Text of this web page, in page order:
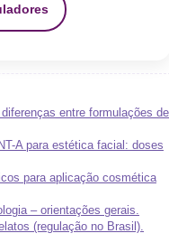
entre formulações de
A para estética facial: doses
para aplicação cosmética
– orientações gerais.
(regulação no Brasil).